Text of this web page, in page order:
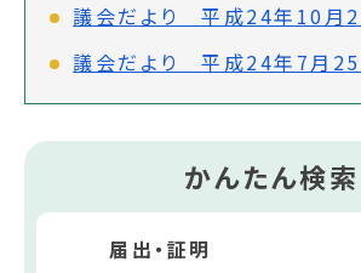
議会だより 平成24年10月25日発
議会だより 平成24年7月25日発
かんたん検索
届出・証明